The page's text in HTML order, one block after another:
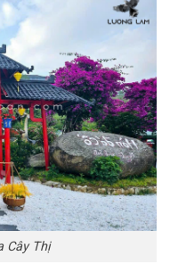
Cây Thị